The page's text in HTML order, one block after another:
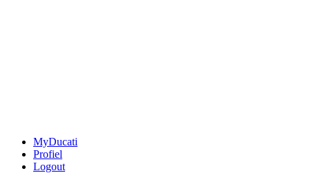
MyDucati
Profiel
Logout